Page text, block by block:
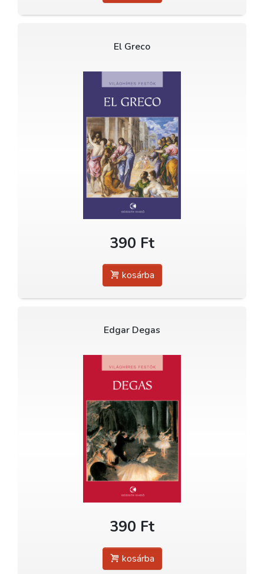
El Greco
390 Ft
kosárba
Edgar Degas
390 Ft
kosárba